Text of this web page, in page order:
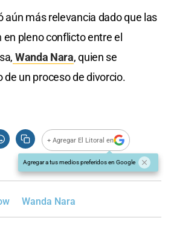
aún más relevancia dado que las
pleno conflicto entre el
Wanda Nara, quien se
un proceso de divorcio.
+ Agregar El Litoral en
Agregar a tus medios preferidos en Google
Wanda Nara